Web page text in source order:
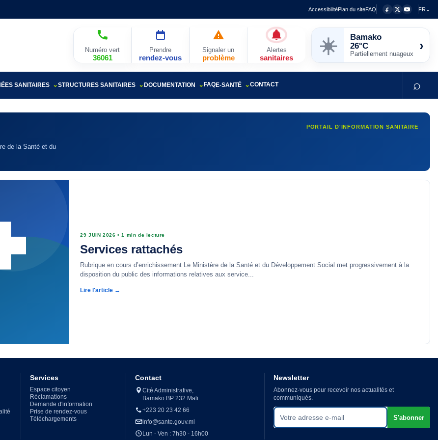
AccessibilitéPlan du siteFAQ FR⌄
Numéro vert
36061
Prendre
rendez-vous
Signaler un
problème
Alertes
sanitaires
☀️
Bamako
26°C
Partiellement nuageux
›
SANITAIRES STRUCTURES SANITAIRES DOCUMENTATION FAQE-SANTÉ CONTACT ⌕
de la Santé et du
PORTAIL D'INFORMATION SANITAIRE
29 JUIN 2026 •1 min de lecture
Services rattachés
Rubrique en cours d’enrichissement Le Ministère de la Santé et du Développement Social met progressivement à la
disposition du public des informations relatives aux service...
Lire l'article →
Services
Espace citoyen
Réclamations
Demande d'information
Prise de rendez-vous
Téléchargements
Contact
Cité Administrative,
Bamako BP 232 Mali
+223 20 23 42 66
info@sante.gouv.ml
Lun - Ven : 7h30 - 16h00
Newsletter
Abonnez-vous pour recevoir nos actualités et
communiqués.
Votre adresse e-mail
S'abonner